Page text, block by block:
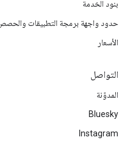
بنود الخدمة
حدود واجهة برمجة التطبيقات والحصص
الأسعار
التواصل
المدوّنة
Bluesky
Instagram